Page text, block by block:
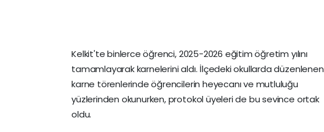
Kelkit'te binlerce öğrenci, 2025-2026 eğitim öğretim yılını
tamamlayarak karnelerini aldı. İlçedeki okullarda düzenlenen
karne törenlerinde öğrencilerin heyecanı ve mutluluğu
yüzlerinden okunurken, protokol üyeleri de bu sevince ortak
oldu.